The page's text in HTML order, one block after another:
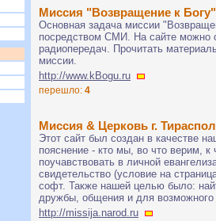
Миссия "Возвращение к Богу"
Основная задача миссии
посредством СМИ. На сайте можно
радиопередач. Прочитать
миссии.
http://www.kBogu.ru
перешло: 4
Миссия & Церковь г.
Этот сайт был создан в качестве
пояснение - кто мы, во что верим,
поучавствовать в личной
свидетельство (условие на
софт. Также нашей целью было:
дружбы, общения и для возможного
http://missija.narod.ru